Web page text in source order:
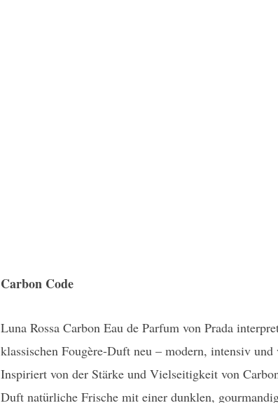
Carbon Code
Luna Rossa Carbon Eau de Parfum von Prada
klassischen Fougère-Duft neu – modern, intensiv und
Inspiriert von der Stärke und Vielseitigkeit von
Duft natürliche Frische mit einer dunklen,